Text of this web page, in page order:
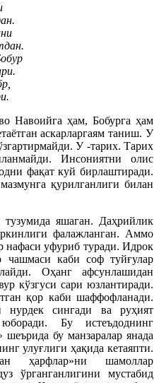
Навоийга ҳам, Бобурга ҳам
аскарларгаям таниш. У
У -тарих. Тарих
Инсониятни олис
фақат куй бирлаштиради.
қурилганлиги билан
яшаган. Даҳрийлик
фалажланган. Аммо
нафаси уфуриб туради. Идрок
чашмаси каби соф туйғулар
Оҳанг афсунлашидан
кўзгуси сари юзлантиради.
қор каби шаффофланади.
сингади ва руҳият
Бу истеъдоднинг
бу манзаралар янада
улуғлиги ҳақида кетаяпти.
ҳарфлар»ни шамоллар
ўрганганлигини мустабид